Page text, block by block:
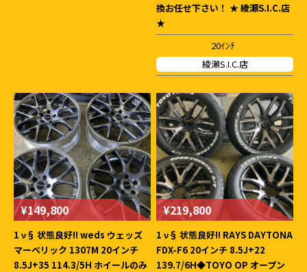
換お任せ下さい！ ★ 綾瀬S.I.C.店
★
20ｲﾝﾁ
綾瀬S.I.C.店
¥149,800
1 ν§ 状態良好!! weds ウェッズ
マーベリック 1307M 20インチ
8.5J+35 114.3/5H ホイールのみ
¥219,800
1 ν§ 状態良好!! RAYS DAYTONA
FDX-F6 20インチ 8.5J+22
139.7/6H◆TOYO OP オープン